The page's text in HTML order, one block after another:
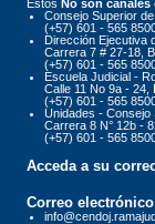
Estos No son canales
Consejo Superior
(+57) 601 - 565
Dirección Ejecutiva
Carrera 7 # 27-18,
(+57) 601 - 565
Escuela Judicial -
Calle 11 No 9a - 24,
(+57) 601 - 565
Unidades - Consejo
Carrera 8 N° 12b -
(+57) 601 - 565
Acceda a su
Correo